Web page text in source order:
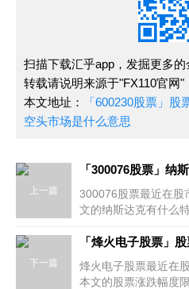
扫描下载汇乎app，发掘更多的
转载请说明来源于"FX110官网"
本文地址：
「600230股票」
空头市场是什么意思
上一篇
300076股票最近在股
文的纳斯达克有什么
介绍下提到纳斯达克
下一篇
烽火电子股票最近在
本文的股票涨跌幅度